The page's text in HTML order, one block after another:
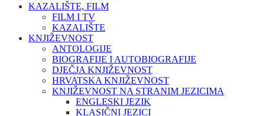
KAZALIŠTE, FILM
FILM I TV
KAZALIŠTE
KNJIŽEVNOST
ANTOLOGIJE
BIOGRAFIJE I AUTOBIOGRAFIJE
DJEČJA KNJIŽEVNOST
HRVATSKA KNJIŽEVNOST
KNJIŽEVNOST NA STRANIM JEZICIMA
ENGLESKI JEZIK
KLASIČNI JEZICI